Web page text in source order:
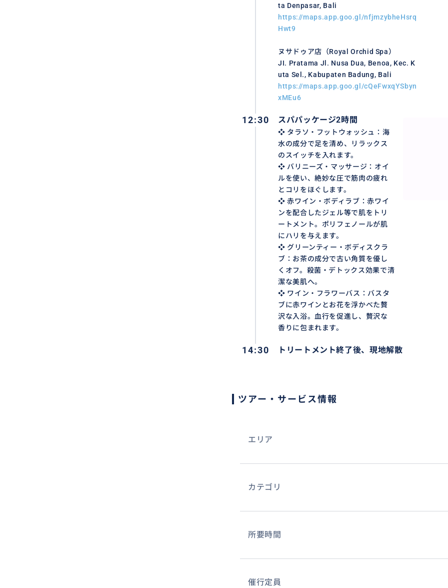
✨120分の美肌集中ケア｜ワインと緑茶の抗酸化パワー。
ミネラルたっぷりの足浴から始まり、熟練のバリニーズマ
続いて、エイジングケアに嬉しい赤ワインのボディラブと
そして最後は、赤ワインを贅沢に使ったフラワーバスへ。
ta Denpasar, Bali
https://maps.app.goo.gl/nfjmzybheHsrq
Hwt9
ヌサドゥア店（Royal Orchid Spa）
JI. Pratama Jl. Nusa Dua, Benoa, Kec. K
uta Sel., Kabupaten Badung, Bali
https://maps.app.goo.gl/cQeFwxqYSbyn
xMEu6
12:30 スパパッケージ2時間
❖ タラソ・フットウォッシュ：海
水の成分で足を清め、リラックス
のスイッチを入れます。
❖ バリニーズ・マッサージ：オイ
ルを使い、絶妙な圧で筋肉の疲れ
とコリをほぐします。
❖ 赤ワイン・ボディラブ：赤ワイ
ンを配合したジェル等で肌をトリ
ートメント。ポリフェノールが肌
にハリを与えます。
❖ グリーンティー・ボディスクラ
ブ：お茶の成分で古い角質を優し
くオフ。殺菌・デトックス効果で清
潔な美肌へ。
❖ ワイン・フラワーバス：バスタ
ブに赤ワインとお花を浮かべた贅
沢な入浴。血行を促進し、贅沢な
香りに包まれます。
14:30 トリートメント終了後、現地解散
ツアー・サービス情報
エリア
カテゴリ
所要時間
催行定員